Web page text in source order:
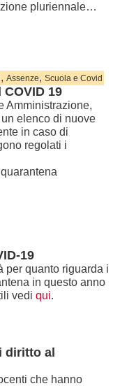
pluriennale…
, Assenze, Scuola e Covid
19
Amministrazione,
elenco di nuove
in caso di
regolati i
19
per quanto riguarda i
in questo anno
vedi qui.
diritto al
che hanno